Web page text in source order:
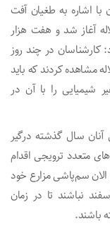
اشاره به طغیان آفت
آغاز شد و هفت هزار
کارشناسان در چند روز
مشاهده کردند که باید
شیمیایی را با آن در
آنان سال گذشته درگیر
متعدد ترویجی اقدام
سم‌پاشی مزارع خود
نباشند تا در زمان
باشند.